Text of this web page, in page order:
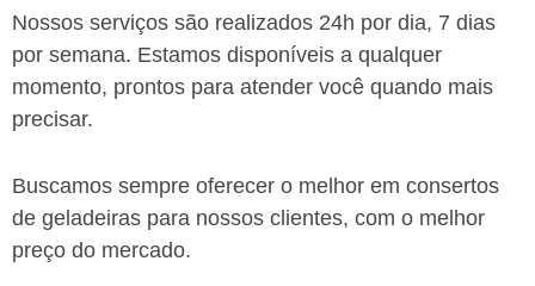
Nossos serviços são realizados 24h por dia, 7 dias
por semana. Estamos disponíveis a qualquer
momento, prontos para atender você quando mais
precisar.
Buscamos sempre oferecer o melhor em consertos
de geladeiras para nossos clientes, com o melhor
preço do mercado.